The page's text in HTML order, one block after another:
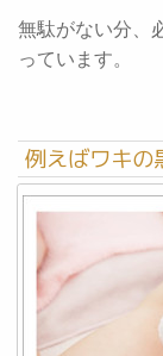
無駄がない分、
っています。
例えばワキの